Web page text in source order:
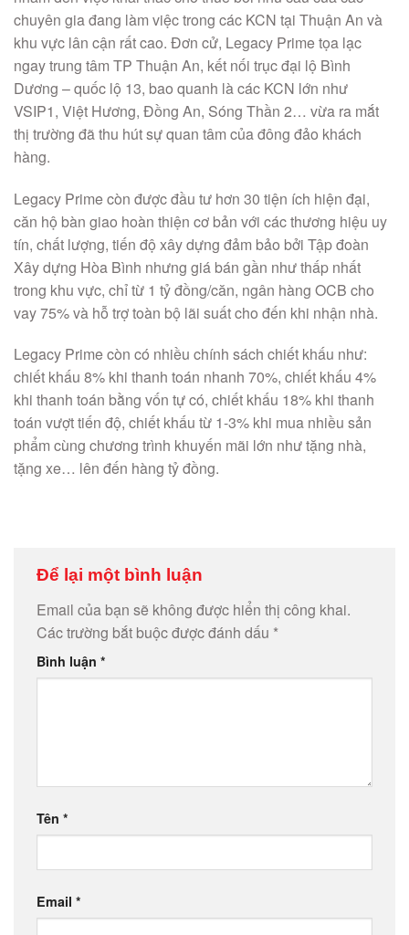
chuyên gia đang làm việc trong các KCN tại Thuận An và
khu vực lân cận rất cao. Đơn cử, Legacy Prime tọa lạc
ngay trung tâm TP Thuận An, kết nối trục đại lộ Bình
Dương – quốc lộ 13, bao quanh là các KCN lớn như
VSIP1, Việt Hương, Đồng An, Sóng Thần 2… vừa ra mắt
thị trường đã thu hút sự quan tâm của đông đảo khách
hàng.
Legacy Prime còn được đầu tư hơn 30 tiện ích hiện đại,
căn hộ bàn giao hoàn thiện cơ bản với các thương hiệu uy
tín, chất lượng, tiến độ xây dựng đảm bảo bởi Tập đoàn
Xây dựng Hòa Bình nhưng giá bán gần như thấp nhất
trong khu vực, chỉ từ 1 tỷ đồng/căn, ngân hàng OCB cho
vay 75% và hỗ trợ toàn bộ lãi suất cho đến khi nhận nhà.
Legacy Prime còn có nhiều chính sách chiết khấu như:
chiết khấu 8% khi thanh toán nhanh 70%, chiết khấu 4%
khi thanh toán bằng vốn tự có, chiết khấu 18% khi thanh
toán vượt tiến độ, chiết khấu từ 1-3% khi mua nhiều sản
phẩm cùng chương trình khuyến mãi lớn như tặng nhà,
tặng xe… lên đến hàng tỷ đồng.
Để lại một bình luận
Email của bạn sẽ không được hiển thị công khai.
Các trường bắt buộc được đánh dấu *
Bình luận *
Tên *
Email *